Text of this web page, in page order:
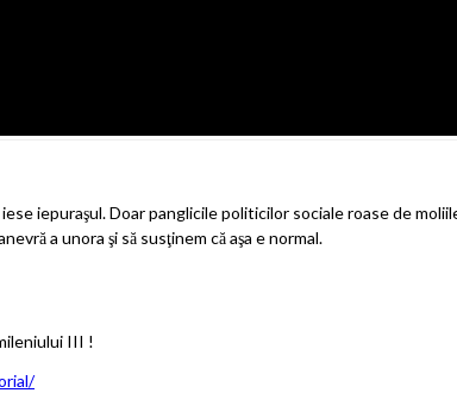
iepuraşul. Doar panglicile politicilor sociale roase de
a unora şi să susţinem că aşa e normal.
III !